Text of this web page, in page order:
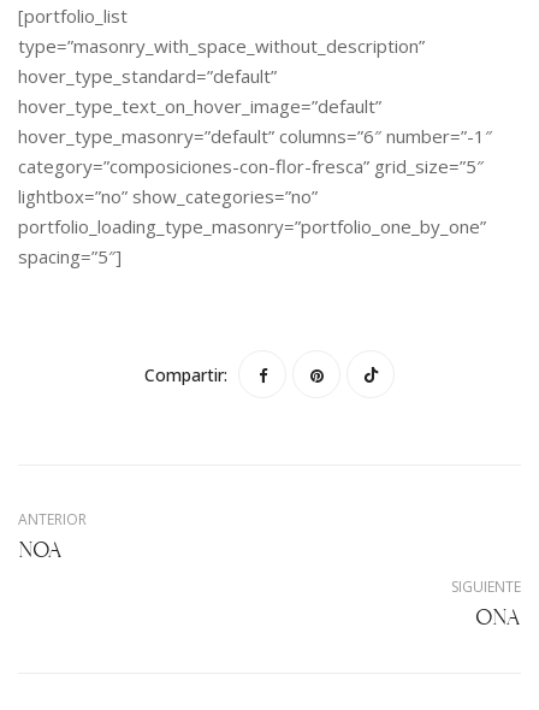
[portfolio_list
type=”masonry_with_space_without_description”
hover_type_standard=”default”
hover_type_text_on_hover_image=”default”
hover_type_masonry=”default” columns=”6″ number=”-1″
category=”composiciones-con-flor-fresca” grid_size=”5″
lightbox=”no” show_categories=”no”
portfolio_loading_type_masonry=”portfolio_one_by_one”
spacing=”5″]
Compartir:
ANTERIOR
NOA
SIGUIENTE
ONA